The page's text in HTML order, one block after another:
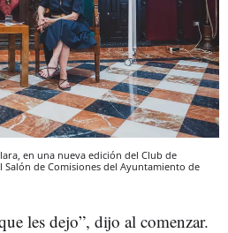
en una nueva edición del Club de
Salón de Comisiones del Ayuntamiento de
les dejo”, dijo al comenzar.